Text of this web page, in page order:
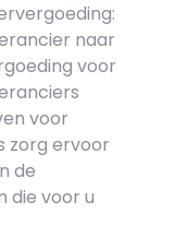
naar
voor
voor
zorg ervoor
de
die voor u